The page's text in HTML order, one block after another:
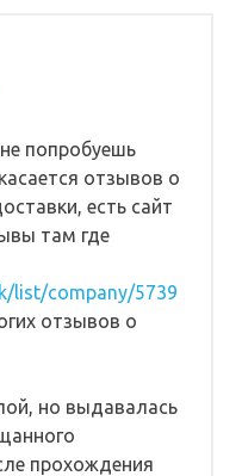
попробуешь
отзывов о
есть сайт
там где
list/company/5739
отзывов о
но выдавалась
прохождения